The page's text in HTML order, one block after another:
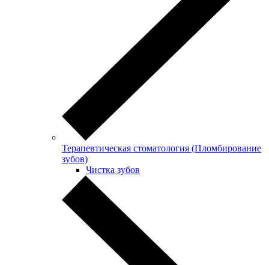
Терапевтическая стоматология (Пломбирование
зубов)
Чистка зубов